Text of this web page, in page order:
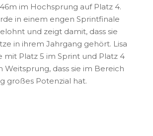
im Hochsprung auf Platz 4.
in einem engen Sprintfinale
und zeigt damit, dass sie
in ihrem Jahrgang gehört. Lisa
mit Platz 5 im Sprint und Platz 4
Weitsprung, dass sie im Bereich
großes Potenzial hat.